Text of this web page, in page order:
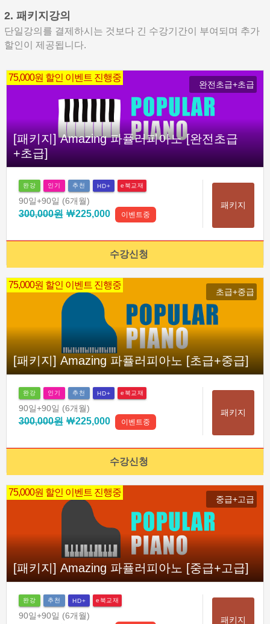
2. 패키지강의
단일강의를 결제하시는 것보다 긴 수강기간이 부여되며 추가
할인이 제공됩니다.
75,000원 할인 이벤트 진행중
완전초급+초급
[패키지] Amazing 파퓰러피아노 [완전초급
+초급]
완강 인기 추천 HD+ e북교재
90일+90일 (6개월)
300,000원￦225,000 이벤트중
패키지
수강신청
75,000원 할인 이벤트 진행중
초급+중급
[패키지] Amazing 파퓰러피아노 [초급+중급]
완강 인기 추천 HD+ e북교재
90일+90일 (6개월)
300,000원￦225,000 이벤트중
패키지
수강신청
75,000원 할인 이벤트 진행중
중급+고급
[패키지] Amazing 파퓰러피아노 [중급+고급]
완강 추천 HD+ e북교재
90일+90일 (6개월) 패키지